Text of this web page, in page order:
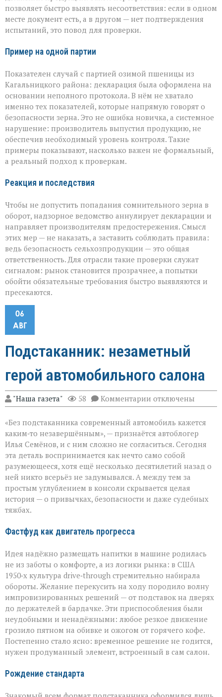
позволяет быстро выявлять несоответствия: если в одном
месте документ есть, а в другом — нет подтверждения
испытаний, это повод для проверки.
Пример на одной партии
Показателен случай с партией озимой пшеницы из
Кагальницкого района: декларация была оформлена на
основании неполного протокола. В нём не хватало
именно тех показателей, которые напрямую говорят о
безопасности зерна. Это не ошибка новичка, а системное
нарушение: производитель выпустил продукцию, не
обеспечив необходимый уровень контроля. Такие
примеры показывают, насколько важен не формальный,
а реальный подход к проверкам.
Реакция и последствия
Чтобы не допустить попадания сомнительного зерна в
оборот, надзорное ведомство аннулирует декларации и
направляет производителям предостережения. Смысл
этих мер — не наказать, а заставить соблюдать правила:
ведь безопасность сельхозпродукции — это общая
ответственность. Для отрасли такие проверки служат
сигналом: рынок становится прозрачнее, а попытки
обойти обязательные требования быстро выявляются и
пресекаются.
06
АВГ
Подстаканник: незаметный
герой автомобильного салона
"Наша газета" 58 Комментарии к
записи
незаметный
герой
автомобильного
салона
отключены
«Без подстаканника современный автомобиль кажется
каким‑то незавершённым», — признаётся автоблогер
Илья Семёнов, и с ним сложно не согласиться. Сегодня
эта деталь воспринимается как нечто само собой
разумеющееся, хотя ещё несколько десятилетий назад о
ней никто всерьёз не задумывался. А между тем за
простым углублением в консоли скрывается целая
история — о привычках, безопасности и даже судебных
тяжбах.
Фастфуд как двигатель прогресса
Идея надёжно размещать напитки в машине родилась
не из заботы о комфорте, а из логики рынка: в США
1950‑х культура drive‑through стремительно набирала
обороты. Желание перекусить на ходу породило волну
импровизированных решений — от подставок на дверях
до держателей в бардачке. Эти приспособления были
неудобными и ненадёжными: любое резкое движение
грозило пятном на обивке и ожогом от горячего кофе.
Постепенно стало ясно: временное решение не годится,
нужен продуманный элемент, встроенный в сам салон.
Рождение стандарта